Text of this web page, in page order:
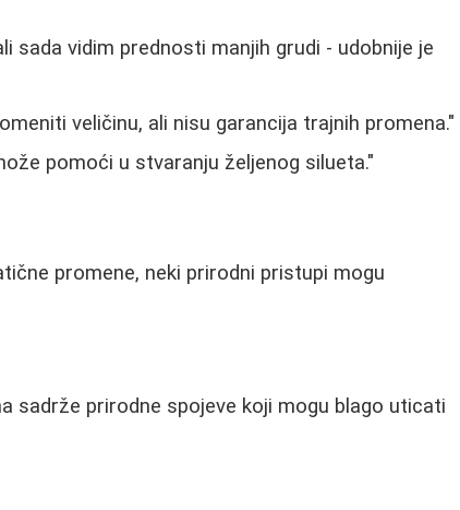
sada vidim prednosti manjih grudi - udobnije je
veličinu, ali nisu garancija trajnih promena."
pomoći u stvaranju željenog silueta."
promene, neki prirodni pristupi mogu
sadrže prirodne spojeve koji mogu blago uticati